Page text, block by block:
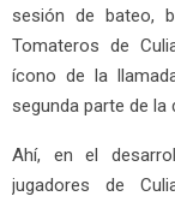
sesión de bateo,
Tomateros de
ícono de la
segunda parte de la
Ahí, en el
jugadores de